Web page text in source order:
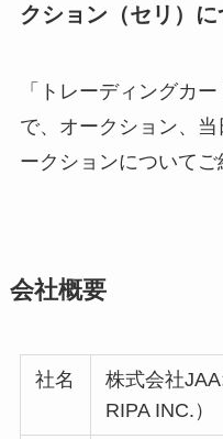
クション（セリ）に
「トレーディングカ
で、オークション、
ークションについてご
会社概要
社名
株式会社
RIPA INC.）